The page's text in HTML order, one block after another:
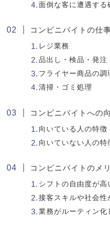
面倒な客に遭遇する
コンビニバイトの仕
レジ業務
品出し・検品・発注
フライヤー商品の調
清掃・ゴミ処理
コンビニバイトへの
向いている人の特徴
向いていない人の特
コンビニバイトのメ
シフトの自由度が高
接客スキルや社会性
業務がルーティン化